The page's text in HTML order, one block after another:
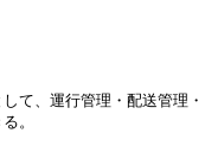
て、運行管理・配送管理・
。